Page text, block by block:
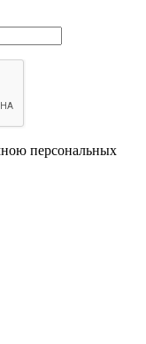
персональных